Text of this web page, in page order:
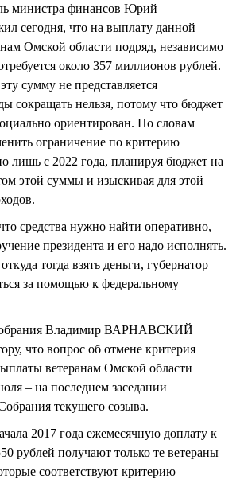
министра финансов Юрий
сегодня, что на выплату данной
Омской области подряд, независимо
около 357 миллионов рублей.
сумму не представляется
сокращать нельзя, потому что бюджет
ориентирован. По словам
ограничение по критерию
лишь с 2022 года, планируя бюджет на
этой суммы и изыскивая для этой
средства нужно найти оперативно,
президента и его надо исполнять.
тогда взять деньги, губернатор
за помощью к федеральному
Владимир ВАРНАВСКИЙ
что вопрос об отмене критерия
ветеранам Омской области
– на последнем заседании
текущего созыва.
2017 года ежемесячную доплату к
рублей получают только те ветераны
соответствуют критерию